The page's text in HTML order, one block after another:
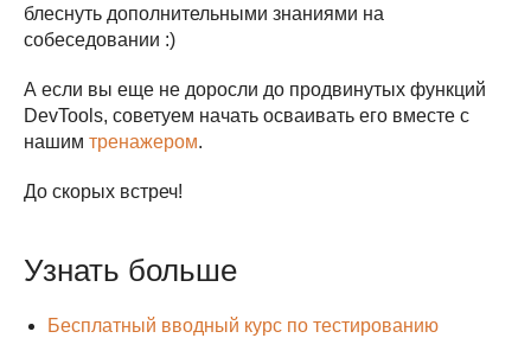
блеснуть дополнительными знаниями на
собеседовании :)
А если вы еще не доросли до продвинутых функций
DevTools, советуем начать осваивать его вместе с
нашим тренажером.
До скорых встреч!
Узнать больше
Бесплатный вводный курс по тестированию